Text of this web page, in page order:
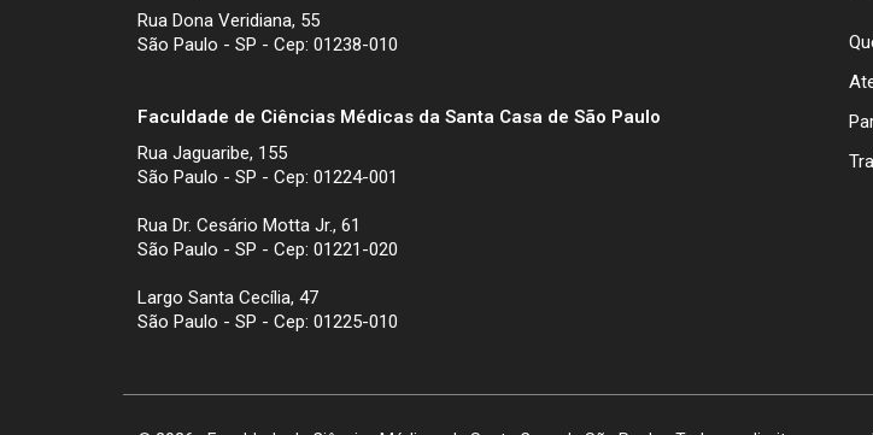
Rua Dona Veridiana, 55
São Paulo - SP - Cep: 01238-010
Faculdade de Ciências Médicas da Santa Casa de São Paulo
Rua Jaguaribe, 155
São Paulo - SP - Cep: 01224-001
Rua Dr. Cesário Motta Jr., 61
São Paulo - SP - Cep: 01221-020
Largo Santa Cecília, 47
São Paulo - SP - Cep: 01225-010